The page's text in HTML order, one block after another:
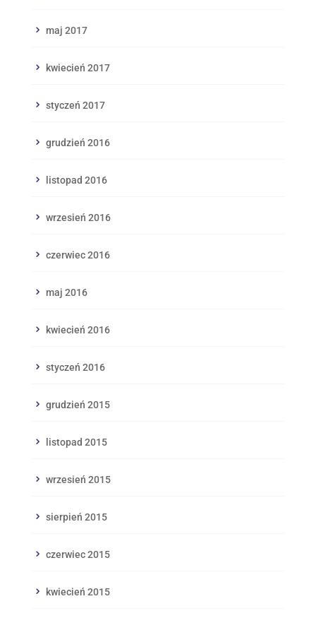
maj 2017
kwiecień 2017
styczeń 2017
grudzień 2016
listopad 2016
wrzesień 2016
czerwiec 2016
maj 2016
kwiecień 2016
styczeń 2016
grudzień 2015
listopad 2015
wrzesień 2015
sierpień 2015
czerwiec 2015
kwiecień 2015